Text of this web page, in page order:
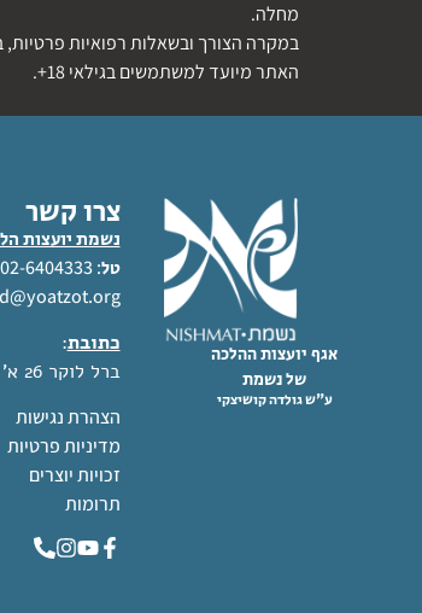
מחלה.
במקרה הצורך ובשאלות רפואיות
האתר מיועד למשתמשים בגילאי 18+.
אגף יועצות ההלכה
של נשמת
ע"ש גולדה קושיצקי
צרו קשר
נשמת יועצות
טל: 02-6404333
כתובת:
ברל לוקר 26 א' ירושלים
הצהרת נגישות
מדיניות פרטיות
זכויות יוצרים
תרומות